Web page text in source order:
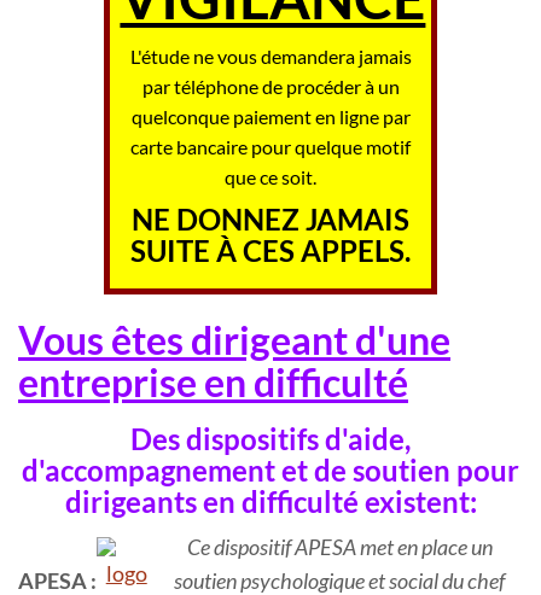
L'étude ne vous demandera jamais
par téléphone de procéder à un
quelconque paiement en ligne par
carte bancaire pour quelque motif
que ce soit.
NE DONNEZ JAMAIS
SUITE À CES APPELS.
Vous êtes dirigeant d'une
entreprise en difficulté
Des dispositifs d'aide,
d'accompagnement et de soutien pour
dirigeants en difficulté existent:
APESA :
Ce dispositif APESA met en place un
soutien psychologique et social du chef